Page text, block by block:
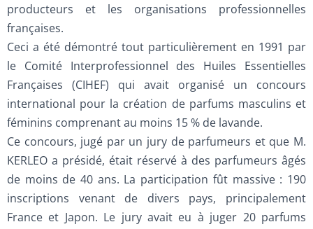
producteurs et les organisations professionnelles
françaises.
Ceci a été démontré tout particulièrement en 1991 par
le Comité Interprofessionnel des Huiles Essentielles
Françaises (CIHEF) qui avait organisé un concours
international pour la création de parfums masculins et
féminins comprenant au moins 15 % de lavande.
Ce concours, jugé par un jury de parfumeurs et que M.
KERLEO a présidé, était réservé à des parfumeurs âgés
de moins de 40 ans. La participation fût massive : 190
inscriptions venant de divers pays, principalement
France et Japon. Le jury avait eu à juger 20 parfums